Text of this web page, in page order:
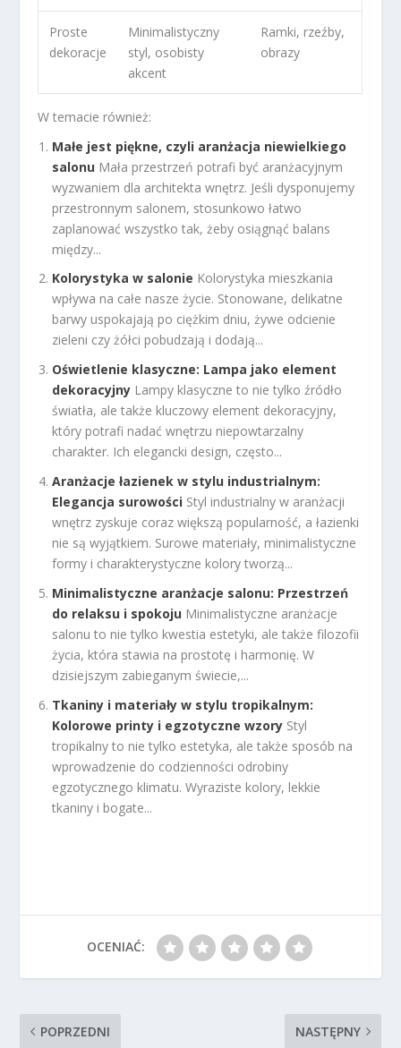
Proste
dekoracje
Minimalistyczny
styl, osobisty
akcent
Ramki, rzeźby,
obrazy
W temacie również:
Małe jest piękne, czyli aranżacja niewielkiego
salonu Mała przestrzeń potrafi być aranżacyjnym
wyzwaniem dla architekta wnętrz. Jeśli dysponujemy
przestronnym salonem, stosunkowo łatwo
zaplanować wszystko tak, żeby osiągnąć balans
między...
Kolorystyka w salonie Kolorystyka mieszkania
wpływa na całe nasze życie. Stonowane, delikatne
barwy uspokajają po ciężkim dniu, żywe odcienie
zieleni czy żółci pobudzają i dodają...
Oświetlenie klasyczne: Lampa jako element
dekoracyjny Lampy klasyczne to nie tylko źródło
światła, ale także kluczowy element dekoracyjny,
który potrafi nadać wnętrzu niepowtarzalny
charakter. Ich elegancki design, często...
Aranżacje łazienek w stylu industrialnym:
Elegancja surowości Styl industrialny w aranżacji
wnętrz zyskuje coraz większą popularność, a łazienki
nie są wyjątkiem. Surowe materiały, minimalistyczne
formy i charakterystyczne kolory tworzą...
Minimalistyczne aranżacje salonu: Przestrzeń
do relaksu i spokoju Minimalistyczne aranżacje
salonu to nie tylko kwestia estetyki, ale także filozofii
życia, która stawia na prostotę i harmonię. W
dzisiejszym zabieganym świecie,...
Tkaniny i materiały w stylu tropikalnym:
Kolorowe printy i egzotyczne wzory Styl
tropikalny to nie tylko estetyka, ale także sposób na
wprowadzenie do codzienności odrobiny
egzotycznego klimatu. Wyraziste kolory, lekkie
tkaniny i bogate...
OCENIAĆ:
POPRZEDNI NASTĘPNY